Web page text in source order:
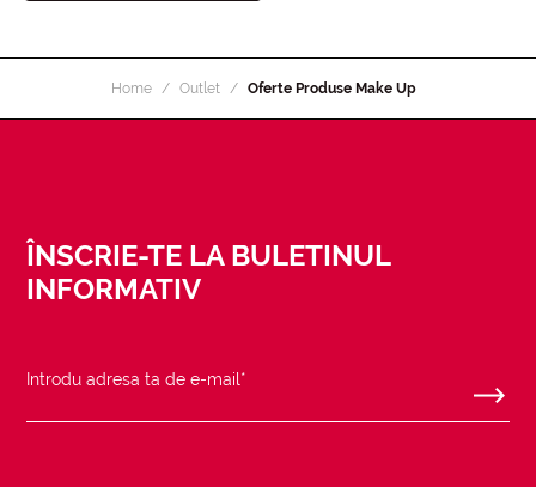
Home Outlet Oferte Produse Make Up
ÎNSCRIE-TE LA BULETINUL
INFORMATIV